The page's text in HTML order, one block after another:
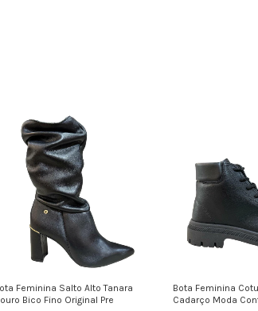
Feminina Salto Alto Tanara
Bico Fino Original Pre
Bota Feminina
Cadarço Moda